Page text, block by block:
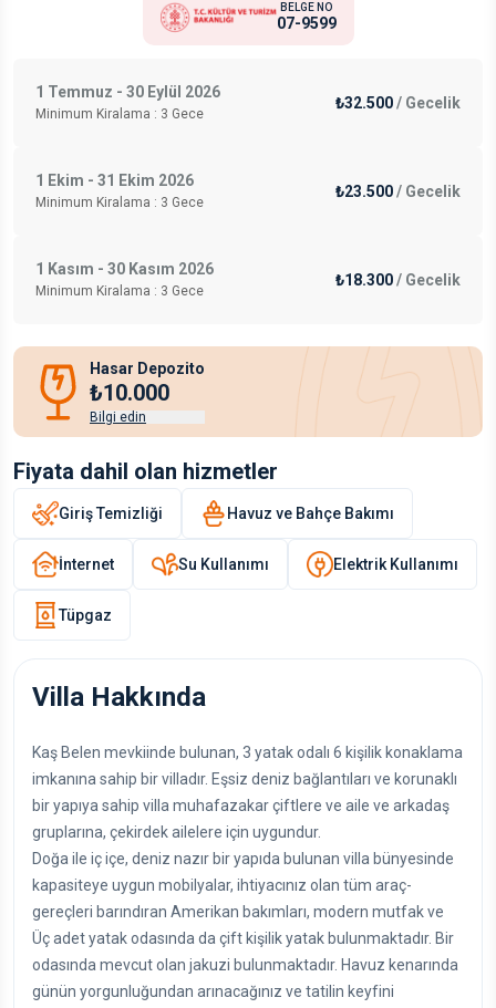
BELGE NO
07-9599
1 Temmuz - 30 Eylül 2026
Minimum Kiralama : 3 Gece
₺32.500/ Gecelik
1 Ekim - 31 Ekim 2026
Minimum Kiralama : 3 Gece
₺23.500/ Gecelik
1 Kasım - 30 Kasım 2026
Minimum Kiralama : 3 Gece
₺18.300/ Gecelik
Hasar Depozito
₺10.000
Bilgi edin
Fiyata dahil olan hizmetler
Giriş Temizliği Havuz ve Bahçe Bakımı
İnternet Su Kullanımı Elektrik Kullanımı
Tüpgaz
Villa Hakkında
Kaş Belen mevkiinde bulunan, 3 yatak odalı 6 kişilik konaklama
imkanına sahip bir villadır. Eşsiz deniz bağlantıları ve korunaklı
bir yapıya sahip villa muhafazakar çiftlere ve aile ve arkadaş
gruplarına, çekirdek ailelere için uygundur.
Doğa ile iç içe, deniz nazır bir yapıda bulunan villa bünyesinde
kapasiteye uygun mobilyalar, ihtiyacınız olan tüm araç-
gereçleri barındıran Amerikan bakımları, modern mutfak ve
Üç adet yatak odasında da çift kişilik yatak bulunmaktadır. Bir
odasında mevcut olan jakuzi bulunmaktadır. Havuz kenarında
günün yorgunluğundan arınacağınız ve tatilin keyfini